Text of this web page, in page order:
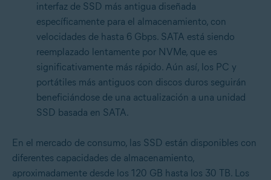
interfaz de SSD más antigua diseñada
específicamente para el almacenamiento, con
velocidades de hasta 6 Gbps. SATA está siendo
reemplazado lentamente por NVMe, que es
significativamente más rápido. Aún así, los PC y
portátiles más antiguos con discos duros seguirán
beneficiándose de una actualización a una unidad
SSD basada en SATA.
En el mercado de consumo, las SSD están disponibles con
diferentes capacidades de almacenamiento,
aproximadamente desde los 120 GB hasta los 30 TB. Los